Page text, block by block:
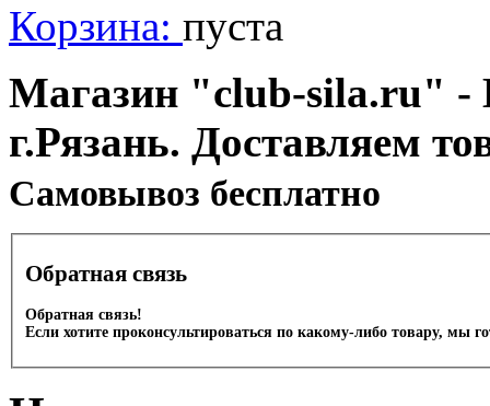
Корзина: пуста
Магазин "club-sila.ru" -
г.Рязань. Доставляем
Cамовывоз бесплатно
Обратная связь
Обратная связь!
Если хотите проконсультироваться по какому-либо товару, мы